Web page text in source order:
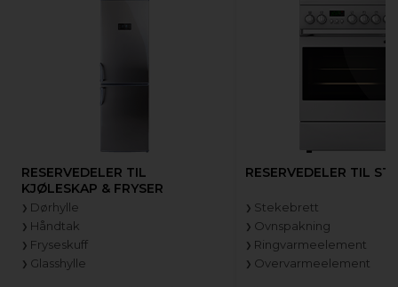
RESERVEDELER TIL
KJØLESKAP & FRYSER
Dørhylle
Håndtak
Fryseskuff
Glasshylle
RESERVEDELER TIL
Stekebrett
Ovnspakning
Ringvarmeelement
Overvarmeelement